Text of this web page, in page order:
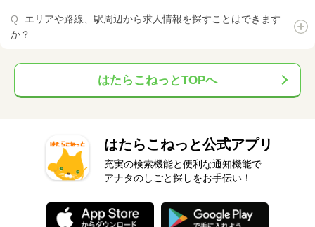
エリアや路線、駅周辺から求人情報を探すことはできます
か？
はたらこねっとTOPへ
はたらこねっと公式アプリ
充実の検索機能と便利な通知機能で
アナタのしごと探しをお手伝い！